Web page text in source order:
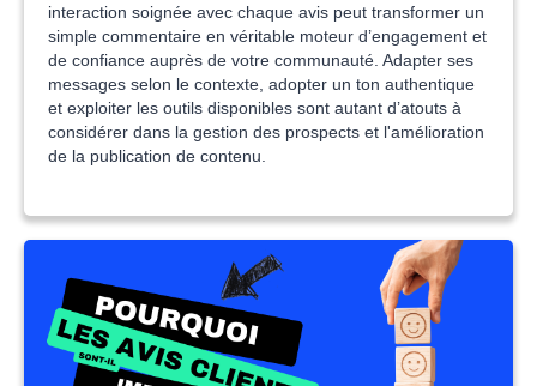
interaction soignée avec chaque avis peut transformer un
simple commentaire en véritable moteur d’engagement et
de confiance auprès de votre communauté. Adapter ses
messages selon le contexte, adopter un ton authentique
et exploiter les outils disponibles sont autant d’atouts à
considérer dans la gestion des prospects et l'amélioration
de la publication de contenu.